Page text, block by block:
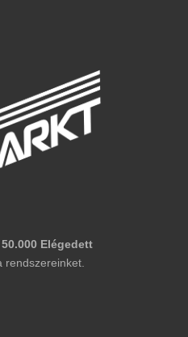
50.000 Elégedett
rendszereinket.